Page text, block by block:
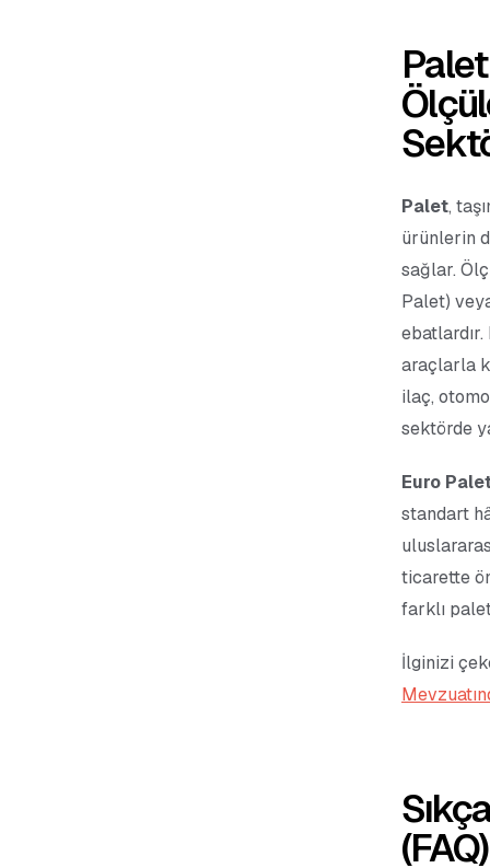
Palet,
ürünlerin
sağlar.
Palet)
araçlarla
ilaç,
sektörde
Euro
standart
ticarette
farklı
İlginizi
(FAQ)